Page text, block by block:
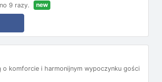
9 razy. new
komforcie i harmonijnym wypoczynku gości